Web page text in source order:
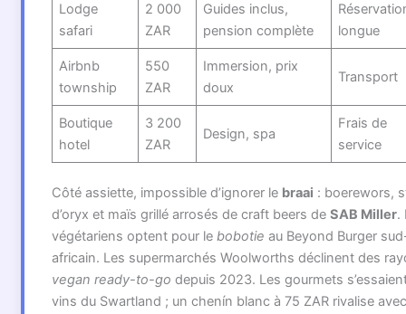
Lodge
safari
2 000
ZAR
Guides inclus,
pension complète
longue
Airbnb
township
550
ZAR
Immersion, prix
doux
Transport
Boutique
hotel
3 200
ZAR
Design, spa
Frais de
service
Côté assiette, impossible d’ignorer le braai : boerewors,
d’oryx et maïs grillé arrosés de craft beers de SAB Miller.
végétariens optent pour le bobotie au Beyond Burger
africain. Les supermarchés Woolworths déclinent des
vegan ready-to-go depuis 2023. Les gourmets
vins du Swartland ; un chenín blanc à 75 ZAR rivalise